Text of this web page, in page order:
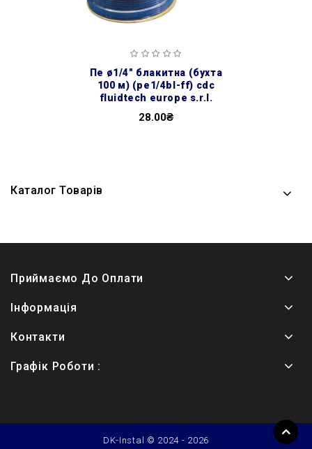
пе ø1/4″ блакитна (бухта
100 м) (pe1/4bl-ff) cdc
fluidtech europe s.r.l.
28.00₴
Каталог Товарів
Приймаємо До Оплати
Інформація
Контакти
Графік Роботи :
DK-Instal © 2024 - 2026